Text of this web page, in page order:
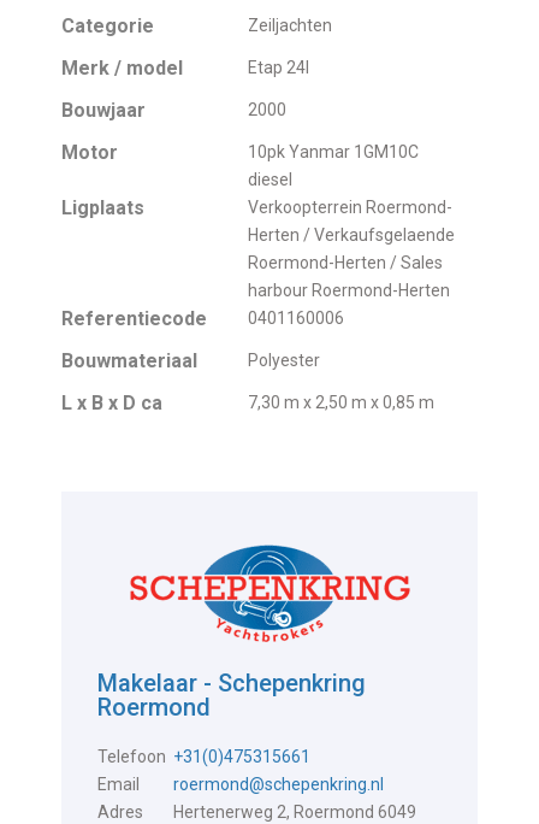
Categorie
Zeiljachten
Merk / model Etap 24I
Bouwjaar 2000
Motor
10pk Yanmar 1GM10C
diesel
Ligplaats
Verkoopterrein Roermond-
Herten / Verkaufsgelaende
Roermond-Herten / Sales
harbour Roermond-Herten
Referentiecode 0401160006
Bouwmateriaal Polyester
L x B x D ca 7,30 m x 2,50 m x 0,85 m
Makelaar - Schepenkring
Roermond
Telefoon +31(0)475315661
Email
roermond@schepenkring.nl
Adres
Hertenerweg 2, Roermond 6049